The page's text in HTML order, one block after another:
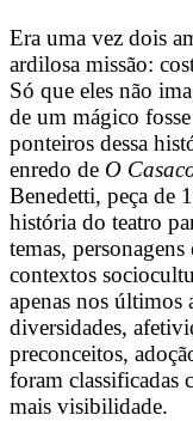
Era uma vez dois
ardilosa missão:
Só que eles não
de um mágico
ponteiros dessa
enredo de O
Benedetti, peça de
história do teatro
temas,
contextos
apenas nos últimos
diversidades,
preconceitos,
foram classificadas
mais visibilidade.